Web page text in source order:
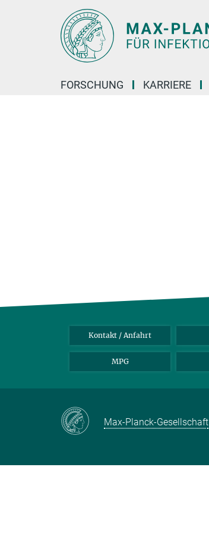
FORSCHUNG KARRIERE
Kontakt / Anfahrt
MPG
Max-Planck-Gesellschaft